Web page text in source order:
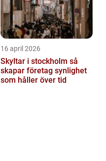
16 april 2026
Skyltar i stockholm så
skapar företag synlighet
som håller över tid